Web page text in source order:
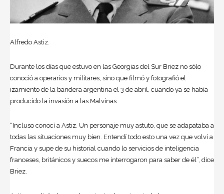
Alfredo Astiz.
Durante los días que estuvo en las Georgias del Sur Briez no sólo
conoció a operarios y militares, sino que filmó y fotografió el
izamiento de la bandera argentina el 3 de abril, cuando ya se había
producido la invasión a las Malvinas.
“Incluso conocí a Astiz. Un personaje muy astuto, que se adapataba a
todas las situaciones muy bien. Entendí todo esto una vez que volví a
Francia y supe de su historial cuando lo servicios de inteligencia
franceses, británicos y suecos me interrogaron para saber de él”, dice
Briez.